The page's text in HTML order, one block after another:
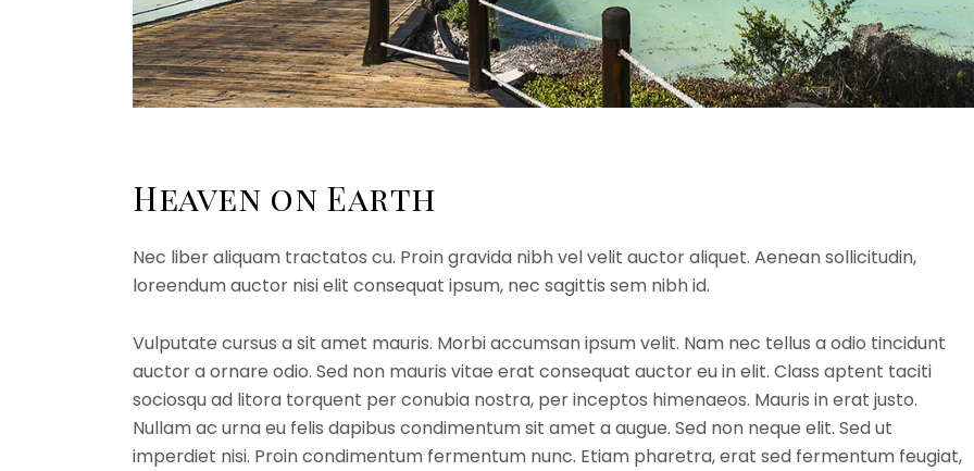
Heaven on Earth
Nec liber aliquam tractatos cu. Proin gravida nibh vel velit auctor aliquet. Aenean sollicitudin,
loreendum auctor nisi elit consequat ipsum, nec sagittis sem nibh id.
Vulputate cursus a sit amet mauris. Morbi accumsan ipsum velit. Nam nec tellus a odio tincidunt
auctor a ornare odio. Sed non mauris vitae erat consequat auctor eu in elit. Class aptent taciti
sociosqu ad litora torquent per conubia nostra, per inceptos himenaeos. Mauris in erat justo.
Nullam ac urna eu felis dapibus condimentum sit amet a augue. Sed non neque elit. Sed ut
imperdiet nisi. Proin condimentum fermentum nunc. Etiam pharetra, erat sed fermentum feugiat,